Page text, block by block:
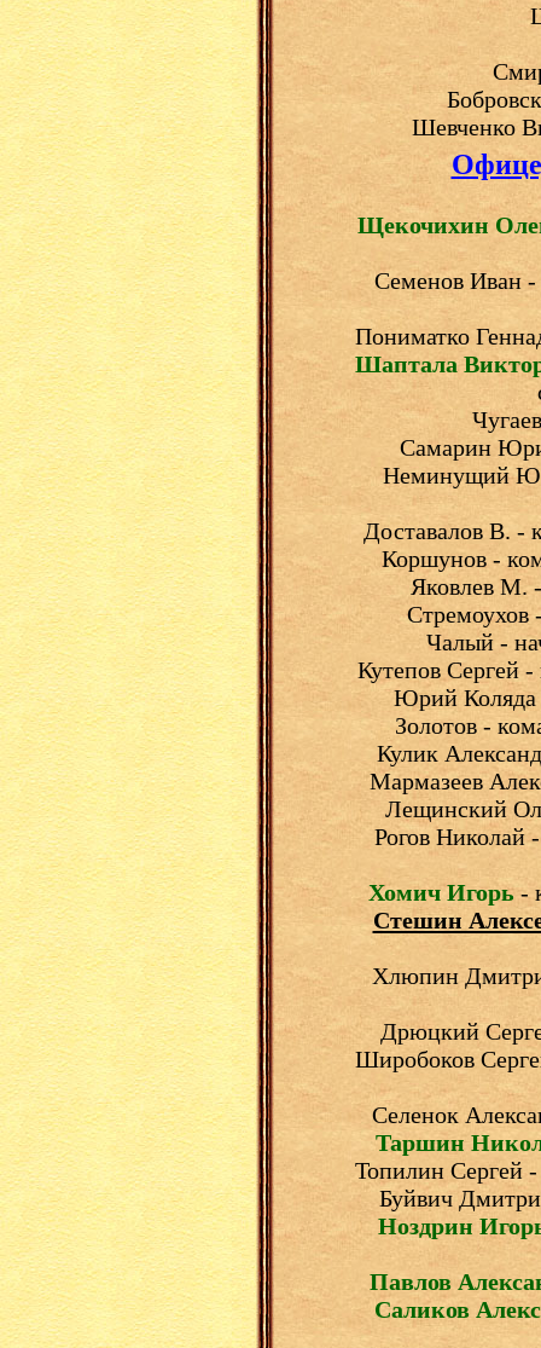
Шевченко
Щекочихин
Семенов Иван
Пониматко
Шаптала
Самарин
Неминущий
Доставалов В. -
Коршунов -
Яковлев М.
Стремоухов
Чалый -
Кутепов Сергей -
Юрий Коляда
Золотов -
Кулик
Мармазеев
Лещинский
Рогов Николай
Хомич Игорь-
Стешин
Хлюпин
Дрюцкий
Широбоков
Селенок
Таршин
Топилин Сергей -
Буйвич
Ноздрин
Павлов
Саликов